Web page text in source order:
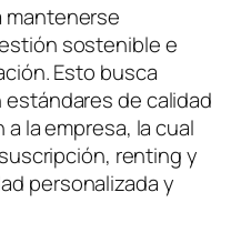
mantenerse
sostenible e
Esto busca
de calidad
la empresa, la cual
renting y
personalizada y